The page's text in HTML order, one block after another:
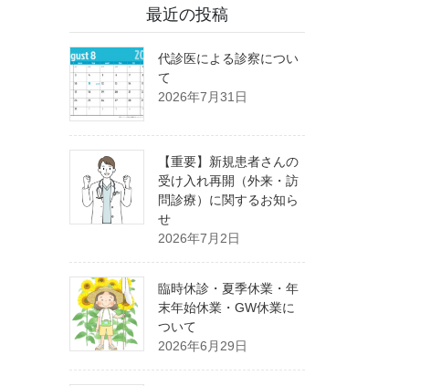
最近の投稿
代診医による診察につい
て
2026年7月31日
【重要】新規患者さんの
受け入れ再開（外来・訪
問診療）に関するお知ら
せ
2026年7月2日
臨時休診・夏季休業・年
末年始休業・GW休業に
ついて
2026年6月29日